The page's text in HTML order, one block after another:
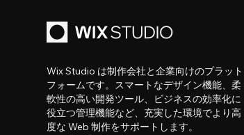
Wix Studio は制作会社と企業向けのプラット
フォームです。スマートなデザイン機能、柔
軟性の高い開発ツール、ビジネスの効率化に
役立つ管理機能など、充実した環境でより高
度な Web 制作をサポートします。